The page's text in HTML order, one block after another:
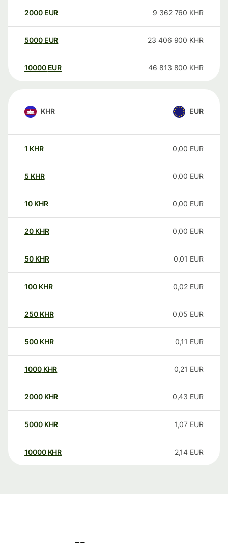
2000 EUR 9 362 760 KHR
5000 EUR 23 406 900 KHR
10000 EUR 46 813 800 KHR
KHR EUR
1 KHR 0,00 EUR
5 KHR 0,00 EUR
10 KHR 0,00 EUR
20 KHR 0,00 EUR
50 KHR 0,01 EUR
100 KHR 0,02 EUR
250 KHR 0,05 EUR
500 KHR 0,11 EUR
1000 KHR 0,21 EUR
2000 KHR 0,43 EUR
5000 KHR 1,07 EUR
10000 KHR 2,14 EUR